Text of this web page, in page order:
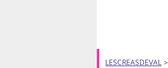
LESCREASDEVAL >